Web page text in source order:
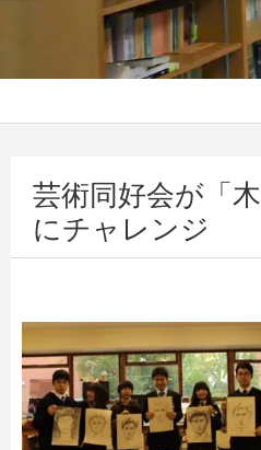
芸術同好会が「
にチャレンジ